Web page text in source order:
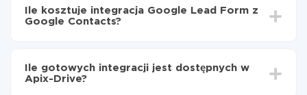
Google Lead Form do Google Contacts
od 5 do 30 minut. Konfiguracja zajmuje średnio 10-15
minut.
Ile kosztuje integracja Google Lead Form z
Google Contacts?
Płacisz tylko za ilość danych, która faktycznie jest
przekazywana z jednego z Twoich systemów do
Ile gotowych integracji jest dostępnych w
Apix-Drive?